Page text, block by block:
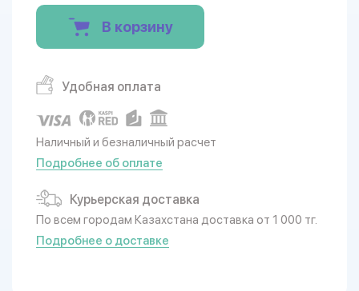
В корзину
Удобная оплата
Наличный и безналичный расчет
Подробнее об оплате
Курьерская доставка
По всем городам Казахстана доставка от 1 000 тг.
Подробнее о доставке